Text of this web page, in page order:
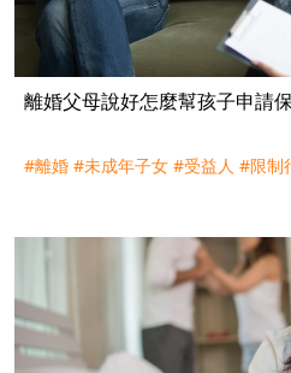
離婚父母說好怎麼幫孩子申請
#離婚 #未成年子女 #受益人 #限制